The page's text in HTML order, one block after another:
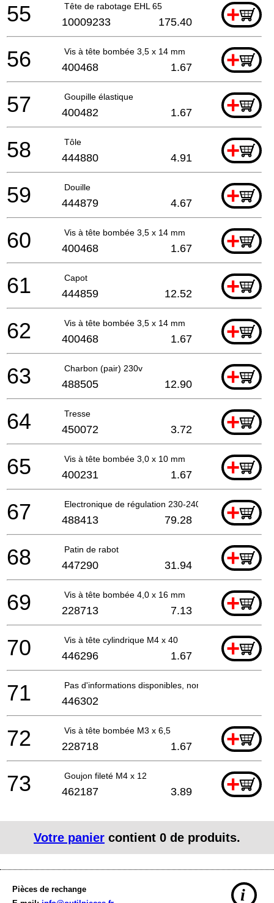
Tête de rabotage EHL 65 +
55 10009233 175.40
Vis à tête bombée 3,5 x 14 mm +
56 400468 1.67
Goupille élastique +
57 400482 1.67
Tôle +
58 444880 4.91
Douille +
59 444879 4.67
Vis à tête bombée 3,5 x 14 mm +
60 400468 1.67
Capot +
61 444859 12.52
Vis à tête bombée 3,5 x 14 mm +
62 400468 1.67
Charbon (pair) 230v +
63 488505 12.90
Tresse +
64 450072 3.72
Vis à tête bombée 3,0 x 10 mm +
65 400231 1.67
Electronique de régulation 230-240v +
67 488413 79.28
Patin de rabot +
68 447290 31.94
Vis à tête bombée 4,0 x 16 mm +
69 228713 7.13
Vis à tête cylindrique M4 x 40 +
70 446296 1.67
Pas d'informations disponibles, non commandable
71 446302
Vis à tête bombée M3 x 6,5 +
72 228718 1.67
Goujon fileté M4 x 12 +
73 462187 3.89
Votre panier contient 0 de produits.
Pièces de rechange
i